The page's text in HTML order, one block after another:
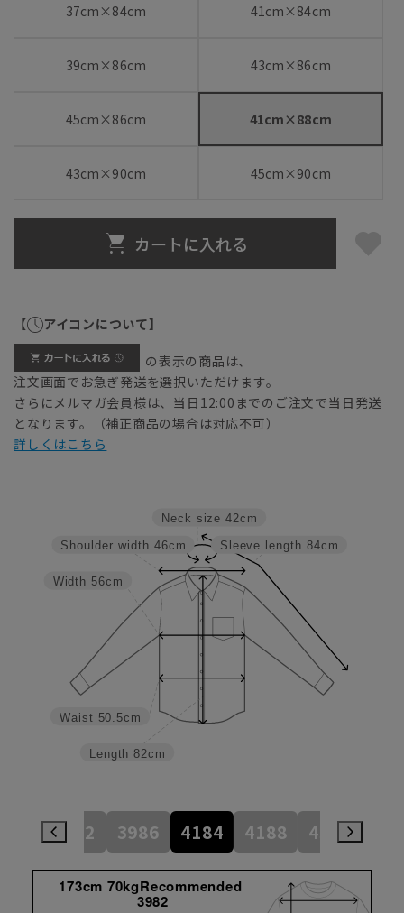
37cm×84cm 41cm×84cm
39cm×86cm 43cm×86cm
45cm×86cm 41cm×88cm
43cm×90cm 45cm×90cm
カートに入れる
【 アイコンについて】
の表示の商品は、
注文画面でお急ぎ発送を選択いただけます。
さらにメルマガ会員様は、当日12:00までのご注文で当日発送
となります。（補正商品の場合は対応不可）
詳しくはこちら
Sleeve length 84cm
Neck size 42cm
Length 82cm
Waist 50.5cm
Width 56cm
Shoulder width 46cm
3982 3986 4184 4188 4386
173cm 70kgRecommended
3982